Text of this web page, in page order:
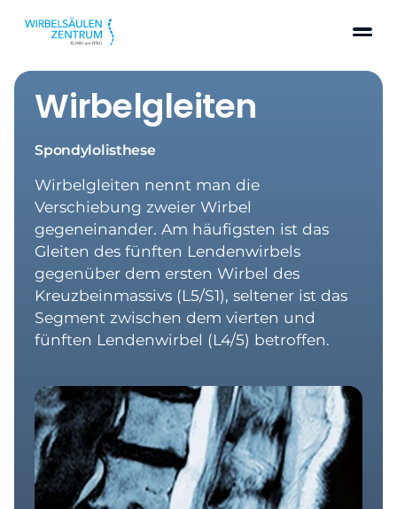
Wirbelgleiten
Spondylolisthese
Wirbelgleiten nennt man die
Verschiebung zweier Wirbel
gegeneinander. Am häufigsten ist das
Gleiten des fünften Lendenwirbels
gegenüber dem ersten Wirbel des
Kreuzbeinmassivs (L5/S1), seltener ist das
Segment zwischen dem vierten und
fünften Lendenwirbel (L4/5) betroffen.